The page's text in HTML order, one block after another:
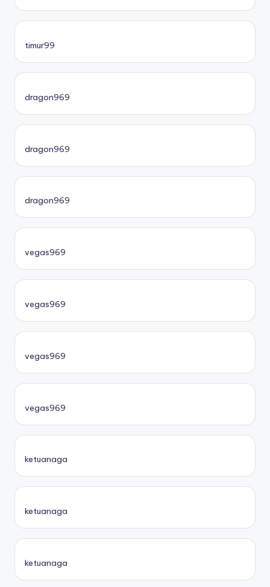
timur99
dragon969
dragon969
dragon969
vegas969
vegas969
vegas969
vegas969
ketuanaga
ketuanaga
ketuanaga